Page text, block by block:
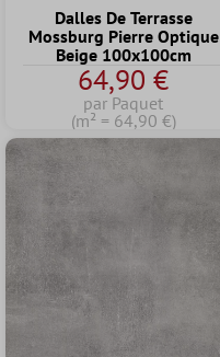
Dalles De Terrasse
Mossburg Pierre Optique
Beige 100x100cm
64,90 €
par Paquet
(m² = 64,90 €)